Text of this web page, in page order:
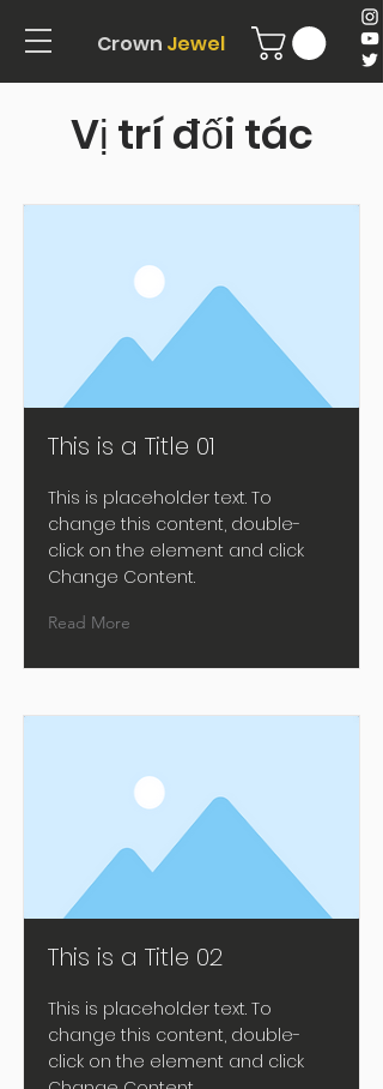
Crown Jewel
Vị trí đối tác
This is a Title 01
This is placeholder text. To
change this content, double-
click on the element and click
Change Content.
Read More
This is a Title 02
This is placeholder text. To
change this content, double-
click on the element and click